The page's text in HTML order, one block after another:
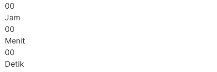
00
Jam
00
Menit
00
Detik